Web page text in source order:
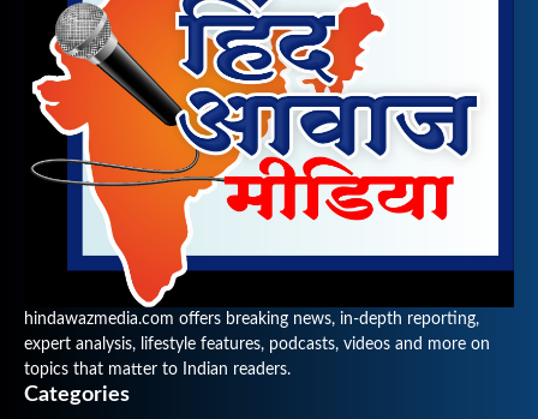
hindawazmedia.com offers breaking news, in-depth reporting,
expert analysis, lifestyle features, podcasts, videos and more on
topics that matter to Indian readers.
Categories